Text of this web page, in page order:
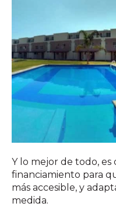
Y lo mejor de todo,
financiamiento para
más accesible, y
medida.